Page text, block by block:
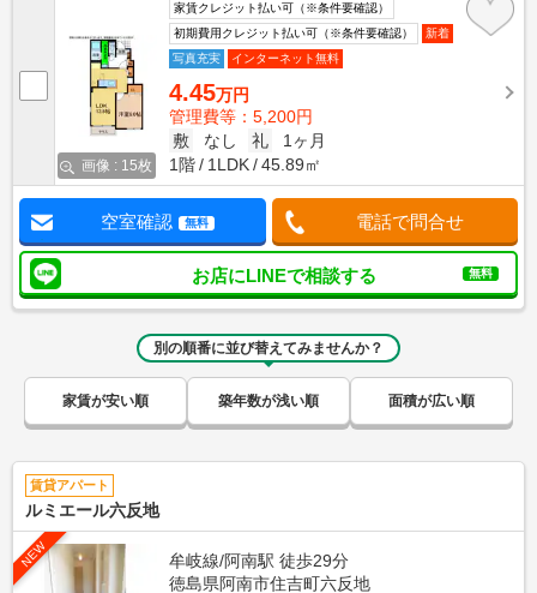
画像 : 15枚
家賃クレジット払い可（※条件要確認）
初期費用クレジット払い可（※条件要確認）
新着
写真充実
インターネット無料
4.45万円
管理費等：5,200円
敷
なし 礼
1ヶ月
1階
1LDK 45.89㎡
空室確認 無料 電話で問合せ
お店にLINEで相談する 無料
別の順番に並び替えてみませんか？
家賃が安い順 築年数が浅い順 面積が広い順
賃貸アパート
ルミエール六反地
NEW
牟岐線/阿南駅 徒歩29分
徳島県阿南市住吉町六反地